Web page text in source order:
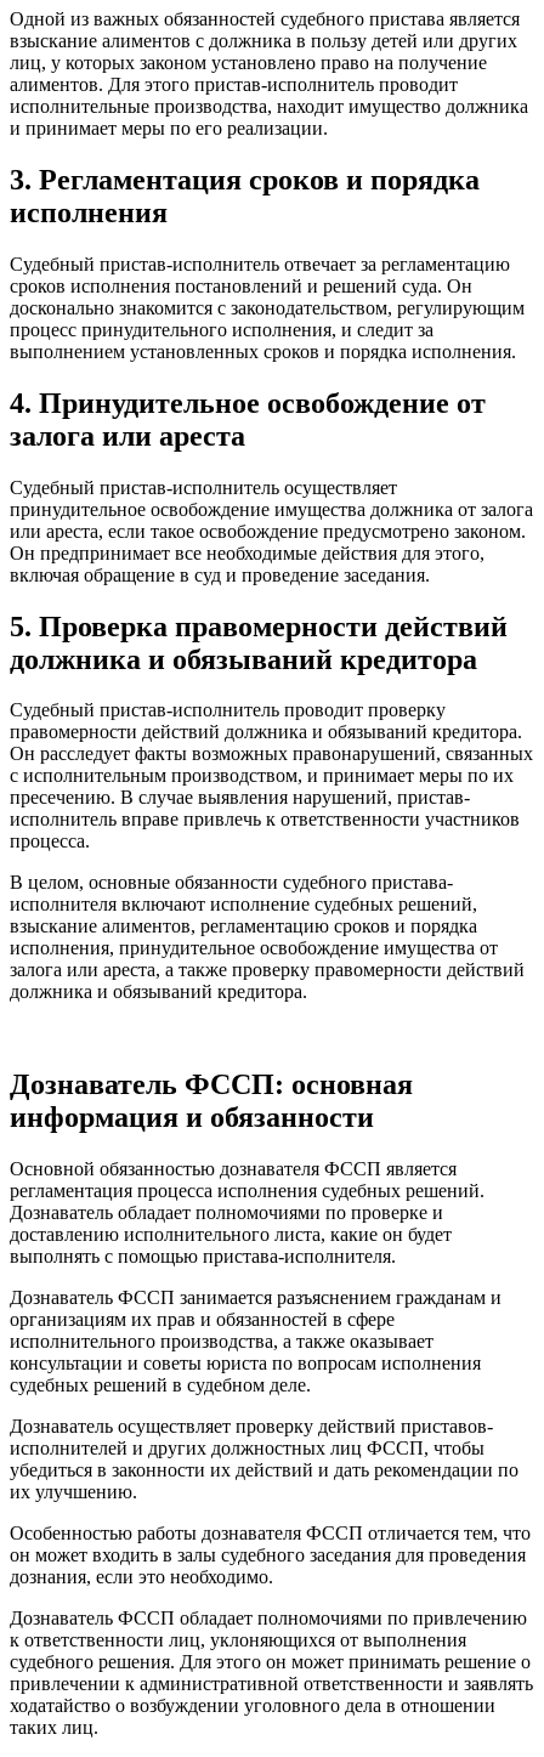
Одной из важных обязанностей судебного пристава является
взыскание алиментов с должника в пользу детей или других
лиц, у которых законом установлено право на получение
алиментов. Для этого пристав-исполнитель проводит
исполнительные производства, находит имущество должника
и принимает меры по его реализации.
3. Регламентация сроков и порядка
исполнения
Судебный пристав-исполнитель отвечает за регламентацию
сроков исполнения постановлений и решений суда. Он
досконально знакомится с законодательством, регулирующим
процесс принудительного исполнения, и следит за
выполнением установленных сроков и порядка исполнения.
4. Принудительное освобождение от
залога или ареста
Судебный пристав-исполнитель осуществляет
принудительное освобождение имущества должника от залога
или ареста, если такое освобождение предусмотрено законом.
Он предпринимает все необходимые действия для этого,
включая обращение в суд и проведение заседания.
5. Проверка правомерности действий
должника и обязываний кредитора
Судебный пристав-исполнитель проводит проверку
правомерности действий должника и обязываний кредитора.
Он расследует факты возможных правонарушений, связанных
с исполнительным производством, и принимает меры по их
пресечению. В случае выявления нарушений, пристав-
исполнитель вправе привлечь к ответственности участников
процесса.
В целом, основные обязанности судебного пристава-
исполнителя включают исполнение судебных решений,
взыскание алиментов, регламентацию сроков и порядка
исполнения, принудительное освобождение имущества от
залога или ареста, а также проверку правомерности действий
должника и обязываний кредитора.
Дознаватель ФССП: основная
информация и обязанности
Основной обязанностью дознавателя ФССП является
регламентация процесса исполнения судебных решений.
Дознаватель обладает полномочиями по проверке и
доставлению исполнительного листа, какие он будет
выполнять с помощью пристава-исполнителя.
Дознаватель ФССП занимается разъяснением гражданам и
организациям их прав и обязанностей в сфере
исполнительного производства, а также оказывает
консультации и советы юриста по вопросам исполнения
судебных решений в судебном деле.
Дознаватель осуществляет проверку действий приставов-
исполнителей и других должностных лиц ФССП, чтобы
убедиться в законности их действий и дать рекомендации по
их улучшению.
Особенностью работы дознавателя ФССП отличается тем, что
он может входить в залы судебного заседания для проведения
дознания, если это необходимо.
Дознаватель ФССП обладает полномочиями по привлечению
к ответственности лиц, уклоняющихся от выполнения
судебного решения. Для этого он может принимать решение о
привлечении к административной ответственности и заявлять
ходатайство о возбуждении уголовного дела в отношении
таких лиц.